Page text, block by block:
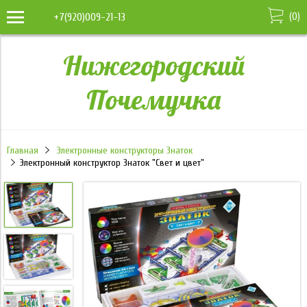
+7(920)009-21-13 (0)
Нижегородский
Почемучка
Главная
Электронные конструкторы Знаток
Электронный конструктор Знаток "Свет и цвет"